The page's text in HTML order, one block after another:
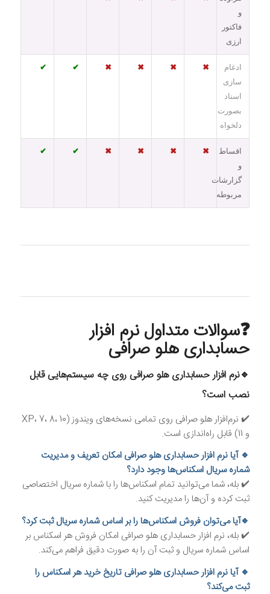
و
فاکتور
ارزی
ادغام
سازی
اسناد
بصورت
دلخواه
✖
✖
✖
✖
✔
✔
اقساط
و
گزارشات
مربوطه
✖
✖
✖
✖
✔
✔
❓سوالات متداول نرم افزار
حسابداری هلو صرافی
🔹نرم افزار حسابداری هلو صرافی روی چه سیستم‌هایی قابل
نصب است؟
✔️ نرم‌افزار هلو صرافی روی تمامی نسخه‌های ویندوز (XP، 7، 8، 10
و 11) قابل راه‌اندازی است.
🔹 آیا نرم افزار حسابداری هلو صرافی امکان تعریف و مدیریت
شماره سریال اسکناس‌ها وجود دارد؟
✔️ بله، شما می‌توانید تمام اسکناس‌ها را با شماره سریال اختصاصی
ثبت کرده و آن‌ها را مدیریت کنید.
🔹آیا می‌توان فروش اسکناس‌ها را بر اساس شماره سریال ثبت کرد؟
✔️ بله، نرم افزار حسابداری هلو صرافی امکان فروش هر اسکناس بر
اساس شماره سریال و ثبت آن را به صورت دقیق فراهم می‌کند.
🔹 آیا نرم افزار حسابداری هلو صرافی تاریخ خرید هر اسکناس را
ثبت می‌کند؟